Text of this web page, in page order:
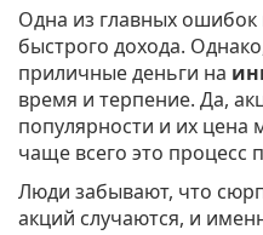
Одна из главных
быстрого дохода.
приличные деньги на
время и терпение. Да,
популярности и их цена
чаще всего это процесс
Люди забывают, что
акций случаются, и